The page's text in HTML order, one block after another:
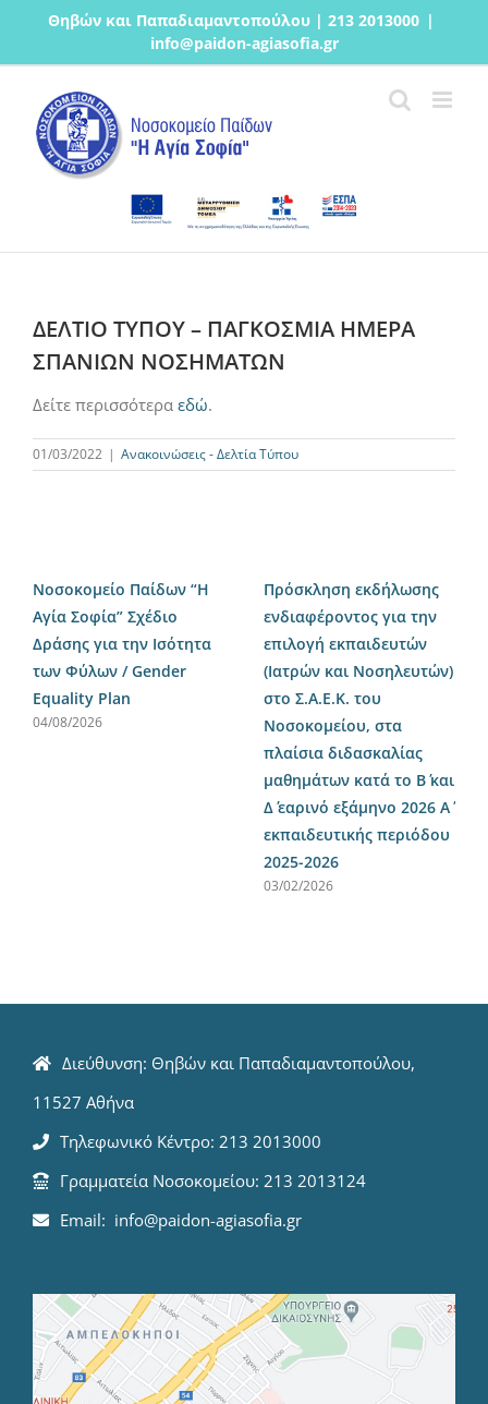
Μετάβαση
περιεχόμενο
Θηβών και Παπαδιαμαντοπούλου | 213 2013000 |
info@paidon-agiasofia.gr
ΔΕΛΤΙΟ ΤΥΠΟΥ – ΠΑΓΚΟΣΜΙΑ ΗΜΕΡΑ
ΣΠΑΝΙΩΝ ΝΟΣΗΜΑΤΩΝ
Δείτε περισσότερα εδώ.
01/03/2022 | Ανακοινώσεις - Δελτία Τύπου
Nοσοκομείο Παίδων “Η
Αγία Σοφία” Σχέδιο
Δράσης για την Ισότητα
των Φύλων / Gender
Equality Plan
04/08/2026
Πρόσκληση εκδήλωσης
ενδιαφέροντος για την
επιλογή εκπαιδευτών
(Ιατρών και Νοσηλευτών)
στο Σ.Α.Ε.Κ. του
Νοσοκομείου, στα
πλαίσια διδασκαλίας
μαθημάτων κατά το Β΄ και
Δ΄ εαρινό εξάμηνο 2026 Α΄
εκπαιδευτικής περιόδου
2025-2026
03/02/2026
Διεύθυνση: Θηβών και Παπαδιαμαντοπούλου,
11527 Αθήνα
Τηλεφωνικό Κέντρο: 213 2013000
Γραμματεία Νοσοκομείου: 213 2013124
Email: info@paidon-agiasofia.gr